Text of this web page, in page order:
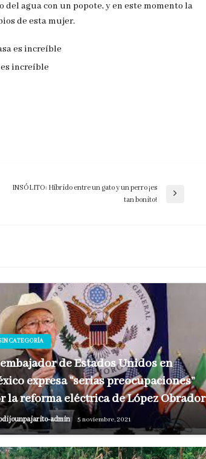
del agua con un popote, y en este momento la
de esta mujer.
es increíble
INSÓLITO: Híbrido entre un gato y un perro ¡es
tan bonito!
CATEGORÍA
de Estados Unidos en
expresa “serias preocupaciones”
la reforma eléctrica de López Obrador
admin 5 noviembre, 2021